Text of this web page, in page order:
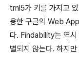
tml5가 키를 가지고
용한 구글의 Web
다. Findability는 역
별되지 않는다. 하지